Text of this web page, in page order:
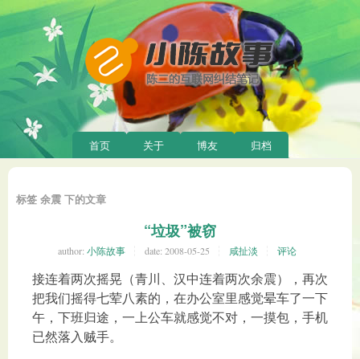
首页 关于 博友 归档
标签 余震 下的文章
“垃圾”被窃
author: 小陈故事 date: 2008-05-25 咸扯淡 评论
接连着两次摇晃（青川、汉中连着两次余震），再次
把我们摇得七荤八素的，在办公室里感觉晕车了一下
午，下班归途，一上公车就感觉不对，一摸包，手机
已然落入贼手。